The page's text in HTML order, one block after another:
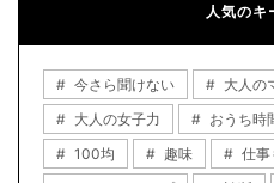
人気のキ
今さら聞けない 大人の
大人の女子力
おうち時
100均
趣味 仕事